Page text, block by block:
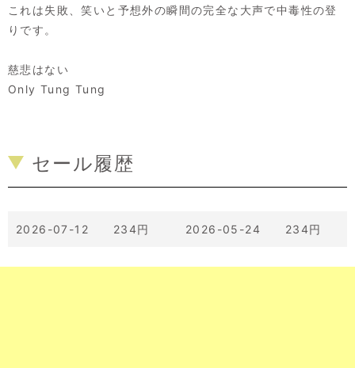
これは失敗、笑いと予想外の瞬間の完全な大声で中毒性の登
りです。
慈悲はない
Only Tung Tung
セール履歴
2026-07-12 234円 2026-05-24 234円